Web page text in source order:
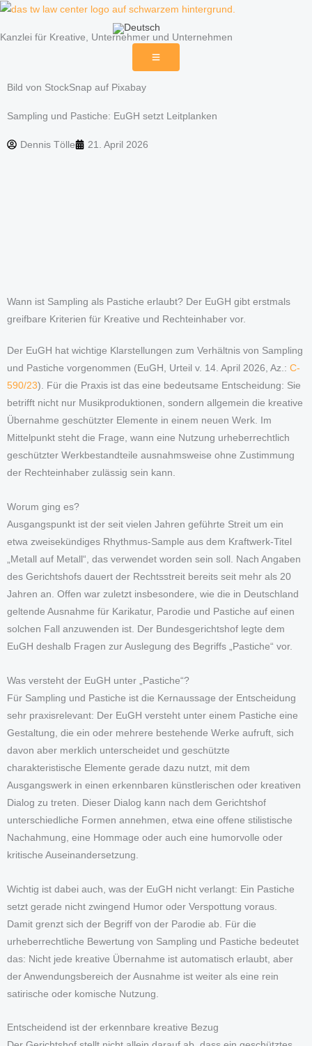
Zum
springen
Kanzlei für Kreative, Unternehmer und Unternehmen
Bild von StockSnap auf Pixabay
Sampling und Pastiche: EuGH setzt Leitplanken
Dennis Tölle 21. April 2026
Wann ist Sampling als Pastiche erlaubt? Der EuGH gibt erstmals
greifbare Kriterien für Kreative und Rechteinhaber vor.
Der EuGH hat wichtige Klarstellungen zum Verhältnis von Sampling
und Pastiche vorgenommen (EuGH, Urteil v. 14. April 2026, Az.: C-
590/23). Für die Praxis ist das eine bedeutsame Entscheidung: Sie
betrifft nicht nur Musikproduktionen, sondern allgemein die kreative
Übernahme geschützter Elemente in einem neuen Werk. Im
Mittelpunkt steht die Frage, wann eine Nutzung urheberrechtlich
geschützter Werkbestandteile ausnahmsweise ohne Zustimmung
der Rechteinhaber zulässig sein kann.
Worum ging es?
Ausgangspunkt ist der seit vielen Jahren geführte Streit um ein
etwa zweisekündiges Rhythmus-Sample aus dem Kraftwerk-Titel
„Metall auf Metall“, das verwendet worden sein soll. Nach Angaben
des Gerichtshofs dauert der Rechtsstreit bereits seit mehr als 20
Jahren an. Offen war zuletzt insbesondere, wie die in Deutschland
geltende Ausnahme für Karikatur, Parodie und Pastiche auf einen
solchen Fall anzuwenden ist. Der Bundesgerichtshof legte dem
EuGH deshalb Fragen zur Auslegung des Begriffs „Pastiche“ vor.
Was versteht der EuGH unter „Pastiche“?
Für Sampling und Pastiche ist die Kernaussage der Entscheidung
sehr praxisrelevant: Der EuGH versteht unter einem Pastiche eine
Gestaltung, die ein oder mehrere bestehende Werke aufruft, sich
davon aber merklich unterscheidet und geschützte
charakteristische Elemente gerade dazu nutzt, mit dem
Ausgangswerk in einen erkennbaren künstlerischen oder kreativen
Dialog zu treten. Dieser Dialog kann nach dem Gerichtshof
unterschiedliche Formen annehmen, etwa eine offene stilistische
Nachahmung, eine Hommage oder auch eine humorvolle oder
kritische Auseinandersetzung.
Wichtig ist dabei auch, was der EuGH nicht verlangt: Ein Pastiche
setzt gerade nicht zwingend Humor oder Verspottung voraus.
Damit grenzt sich der Begriff von der Parodie ab. Für die
urheberrechtliche Bewertung von Sampling und Pastiche bedeutet
das: Nicht jede kreative Übernahme ist automatisch erlaubt, aber
der Anwendungsbereich der Ausnahme ist weiter als eine rein
satirische oder komische Nutzung.
Entscheidend ist der erkennbare kreative Bezug